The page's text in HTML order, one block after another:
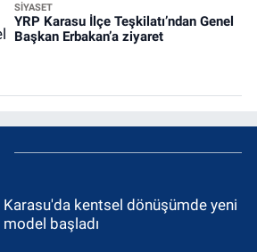
SİYASET
YRP Karasu İlçe Teşkilatı’ndan Genel
Başkan Erbakan’a ziyaret
Karasu'da kentsel dönüşümde yeni
model başladı